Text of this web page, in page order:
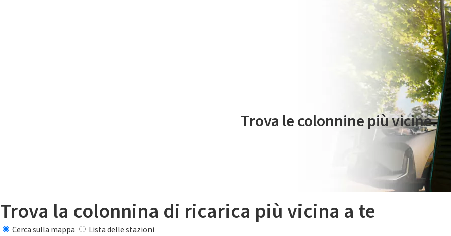
Il servizio di mobilità elettrica è gestito da Plenitude On The Road
Trova le colonnine più vicine.
Trova la colonnina di ricarica più vicina a te
Cerca sulla mappa
Lista delle stazioni